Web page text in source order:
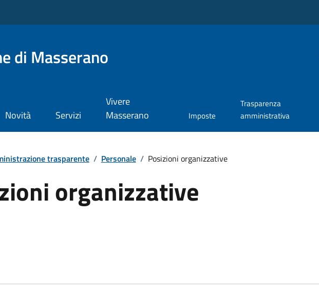
di Masserano
Novità Servizi
Vivere
Masserano
Imposte
Trasparenza
amministrativa
trasparente / Personale / Posizioni organizzative
organizzative